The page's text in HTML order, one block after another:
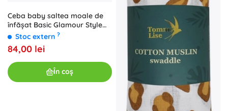
Ceba baby saltea moale de
înfășat Basic Glamour Style
50 × 70 cm
Stoc extern ?
84,00 lei
În coș